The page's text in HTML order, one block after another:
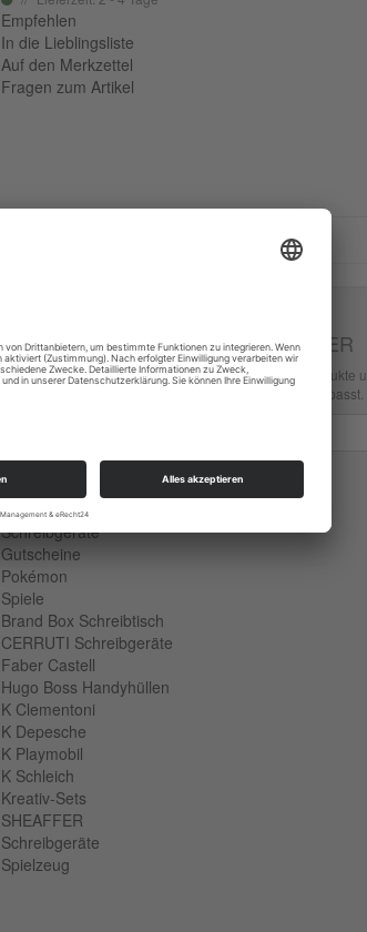
Empfehlen
In die Lieblingsliste
Auf den Merkzettel
Fragen zum Artikel
KATEGORIEN
Nähmaschinen & Möbel
Basteln
Malen
FineArt & Photo
Schreibgeräte
Gutscheine
Pokémon
Spiele
Brand Box Schreibtisch
CERRUTI Schreibgeräte
Faber Castell
Hugo Boss Handyhüllen
K Clementoni
K Depesche
K Playmobil
K Schleich
Kreativ-Sets
SHEAFFER
Schreibgeräte
Spielzeug
NEWSLETTER
Die neuesten Produkte
Ihr nichts mehr verpasst.